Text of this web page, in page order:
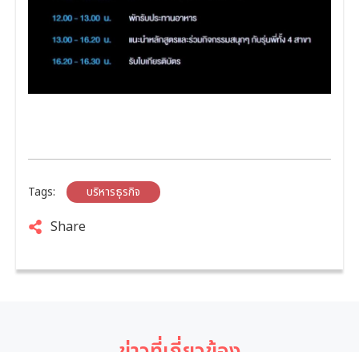
Tags: บริหารธุรกิจ
Share